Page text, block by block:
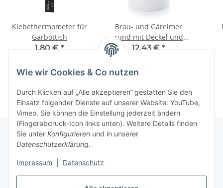
Wie wir Cookies & Co nutzen
Durch Klicken auf „Alle akzeptieren“ gestatten Sie den
Einsatz folgender Dienste auf unserer Website: YouTube,
Vimeo. Sie können die Einstellung jederzeit ändern
(Fingerabdruck-Icon links unten). Weitere Details finden
Sie unter Konfigurieren und in unserer
Datenschutzerklärung.
Impressum Datenschutz
Klebethermometer für
Gärbottich
1,80 €*
Brau- und Gäreimer
rund mit Deckel und
Grifflaschen - 32 Liter
12,43 €*